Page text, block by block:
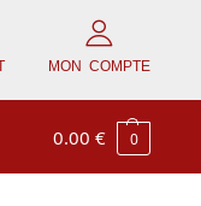
MON COMPTE
0.00€ 0